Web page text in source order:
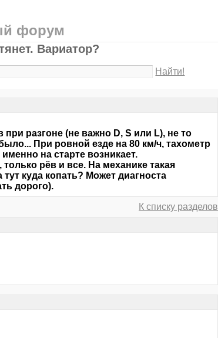
форум
Вариатор?
Найти!
разгоне (не важно D, S или L), не то
При ровной езде на 80 км/ч, тахометр
на старте возникает.
рёв и все. На механике такая
куда копать? Может диагноста
дорого).
К списку разделов